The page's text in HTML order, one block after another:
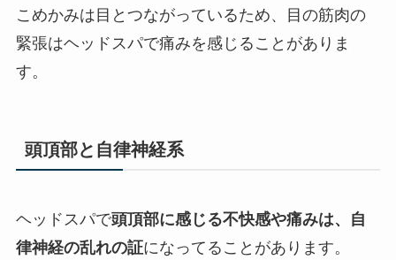
こめかみは目とつながっているため、目の筋肉の
緊張はヘッドスパで痛みを感じることがありま
す。
頭頂部と自律神経系
ヘッドスパで頭頂部に感じる不快感や痛みは、自
律神経の乱れの証になってることがあります。